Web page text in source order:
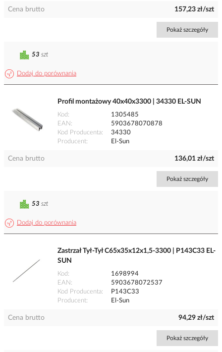
Cena brutto 157,23 zł/szt
Pokaż szczegóły
Dodaj do porównania
53 szt
Profil montażowy 40x40x3300 | 34330 EL-SUN
Kod
1305485
EAN
5903678070878
Kod Producenta
34330
Producent
El-Sun
Cena brutto 136,01 zł/szt
Pokaż szczegóły
Dodaj do porównania
53 szt
Zastrzał Tył-Tył C65x35x12x1,5-3300 | P143C33 EL-
SUN
Kod
1698994
EAN
5903678072537
Kod Producenta
P143C33
Producent
El-Sun
Cena brutto 94,29 zł/szt
Pokaż szczegóły